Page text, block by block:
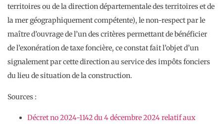
territoires ou de la direction départementale des territoires et de
la mer géographiquement compétente), le non-respect par le
maître d’ouvrage de l’un des critères permettant de bénéficier
de l’exonération de taxe foncière, ce constat fait l’objet d’un
signalement par cette direction au service des impôts fonciers
du lieu de situation de la construction.
Sources :
Décret no 2024-1142 du 4 décembre 2024 relatif aux